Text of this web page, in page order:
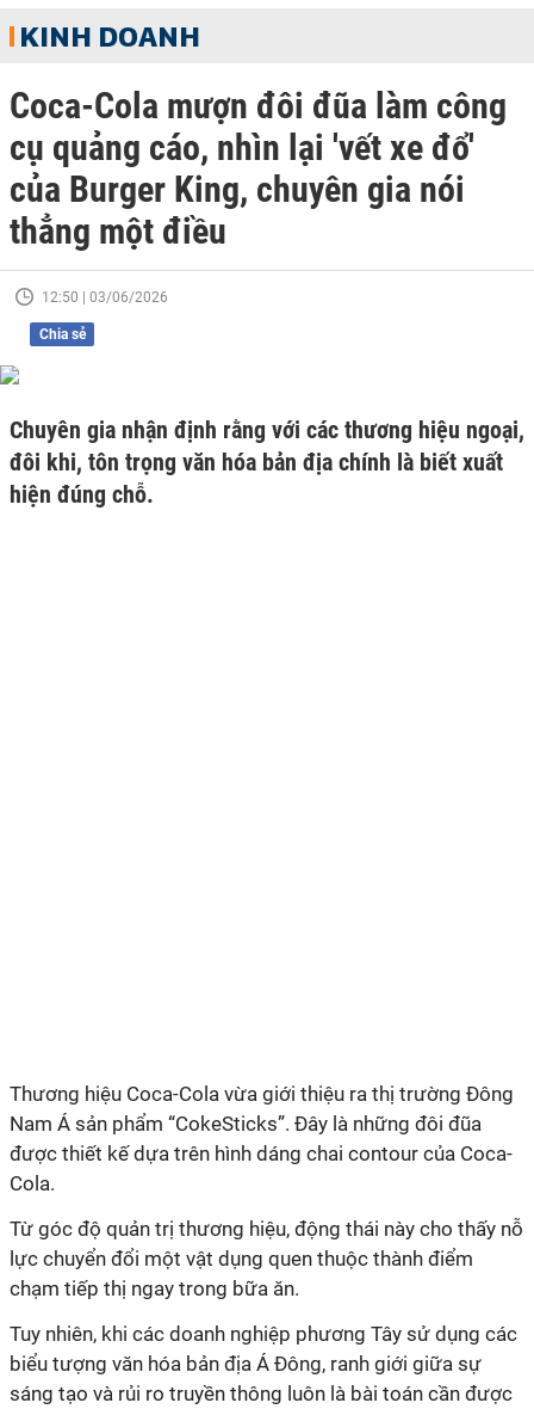
KINH DOANH
Coca-Cola mượn đôi đũa làm công
cụ quảng cáo, nhìn lại 'vết xe đổ'
của Burger King, chuyên gia nói
thẳng một điều
12:50 | 03/06/2026
Chia sẻ
Chuyên gia nhận định rằng với các thương hiệu ngoại,
đôi khi, tôn trọng văn hóa bản địa chính là biết xuất
hiện đúng chỗ.
Thương hiệu Coca-Cola vừa giới thiệu ra thị trường Đông
Nam Á sản phẩm “CokeSticks”. Đây là những đôi đũa
được thiết kế dựa trên hình dáng chai contour của Coca-
Cola.
Từ góc độ quản trị thương hiệu, động thái này cho thấy nỗ
lực chuyển đổi một vật dụng quen thuộc thành điểm
chạm tiếp thị ngay trong bữa ăn.
Tuy nhiên, khi các doanh nghiệp phương Tây sử dụng các
biểu tượng văn hóa bản địa Á Đông, ranh giới giữa sự
sáng tạo và rủi ro truyền thông luôn là bài toán cần được